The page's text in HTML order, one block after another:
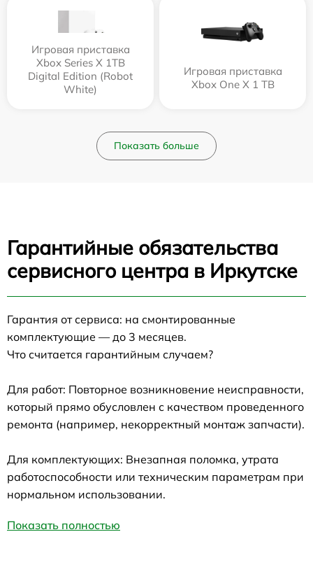
Игровая приставка
Xbox Series X 1TB
Digital Edition (Robot
White)
Игровая приставка
Xbox One X 1 TB
Показать больше
Гарантийные обязательства
сервисного центра в Иркутске
Гарантия от сервиса: на смонтированные
комплектующие — до 3 месяцев.
Что считается гарантийным случаем?
Для работ: Повторное возникновение неисправности,
который прямо обусловлен с качеством проведенного
ремонта (например, некорректный монтаж запчасти).
Для комплектующих: Внезапная поломка, утрата
работоспособности или техническим параметрам при
нормальном использовании.
Показать полностью